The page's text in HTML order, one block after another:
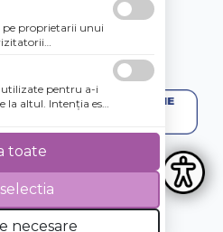
★★★★★
fără aceste
pe proprietarii unui
pentru a-i
la altul. Intenţia este
sunt mai valoroase
părţile terţe care se
necesare
toate